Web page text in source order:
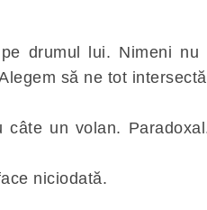
drumul lui. Nimeni nu
să ne tot
un volan.
niciodată.